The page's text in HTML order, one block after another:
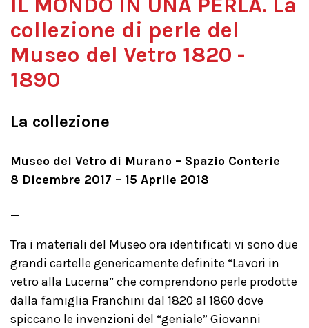
IL MONDO IN UNA PERLA. La
collezione di perle del
Museo del Vetro 1820 -
1890
La collezione
Museo del Vetro di Murano – Spazio Conterie
8 Dicembre 2017 – 15 Aprile 2018
_
Tra i materiali del Museo ora identificati vi sono due
grandi cartelle genericamente definite “Lavori in
vetro alla Lucerna” che comprendono perle prodotte
dalla famiglia Franchini dal 1820 al 1860 dove
spiccano le invenzioni del “geniale” Giovanni